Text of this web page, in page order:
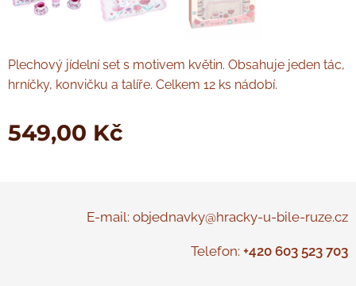
Plechový jídelní set s motivem květin. Obsahuje jeden tác,
hrníčky, konvičku a talíře. Celkem 12 ks nádobí.
549,00 Kč
E-mail: objednavky@hracky-u-bile-ruze.cz
Telefon: +420 603 523 703